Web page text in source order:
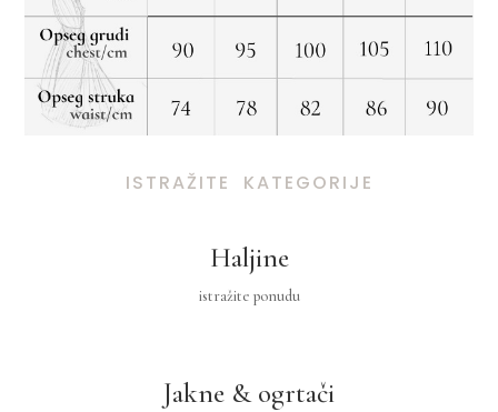
ISTRAŽITE KATEGORIJE
Haljine
istražite ponudu
Jakne & ogrtači